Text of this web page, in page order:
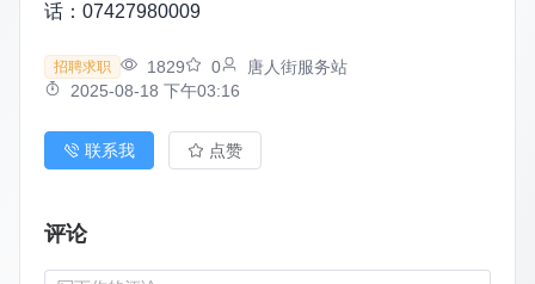
话：07427980009
招聘求职 1829 0
唐人街服务站
2025-08-18 下午03:16
联系我 点赞
评论